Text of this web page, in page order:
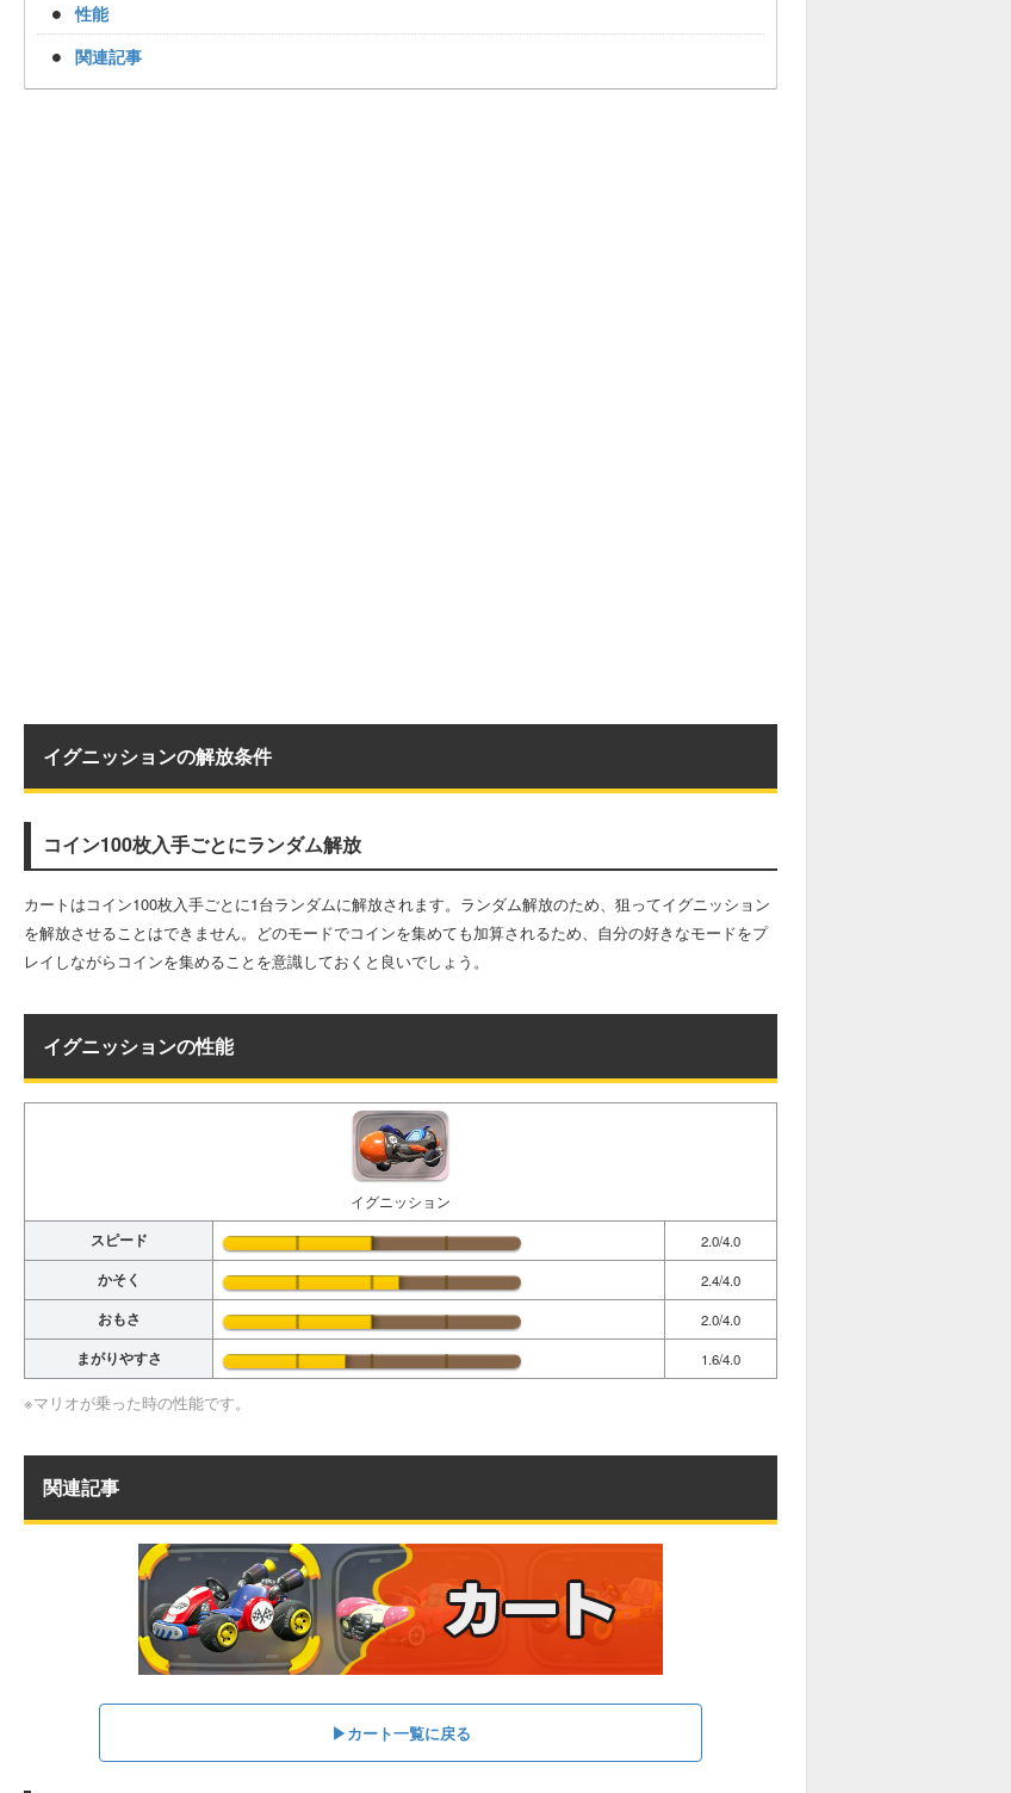
性能
関連記事
イグニッションの解放条件
コイン100枚入手ごとにランダム解放
カートはコイン100枚入手ごとに1台ランダムに解放されます。ランダム解放のため、狙ってイグニッション
を解放させることはできません。どのモードでコインを集めても加算されるため、自分の好きなモードをプ
レイしながらコインを集めることを意識しておくと良いでしょう。
イグニッションの性能
イグニッション
スピード 2.0/4.0
かそく 2.4/4.0
おもさ 2.0/4.0
まがりやすさ 1.6/4.0
※マリオが乗った時の性能です。
関連記事
▶︎カート一覧に戻る